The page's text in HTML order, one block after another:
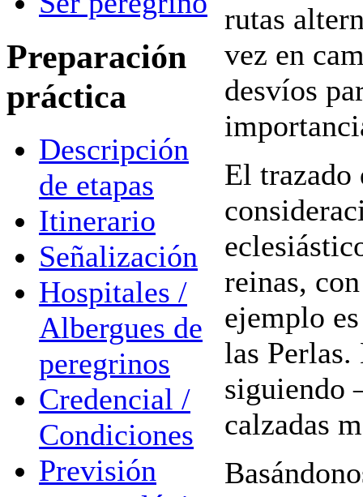
Preparación
práctica
Descripción
de etapas
Itinerario
Señalización
Hospitales /
Albergues de
peregrinos
Credencial /
Condiciones
Previsión
rutas
vez en
desvíos
El trazado
reinas,
ejemplo
las Perlas.
siguiendo
calzadas